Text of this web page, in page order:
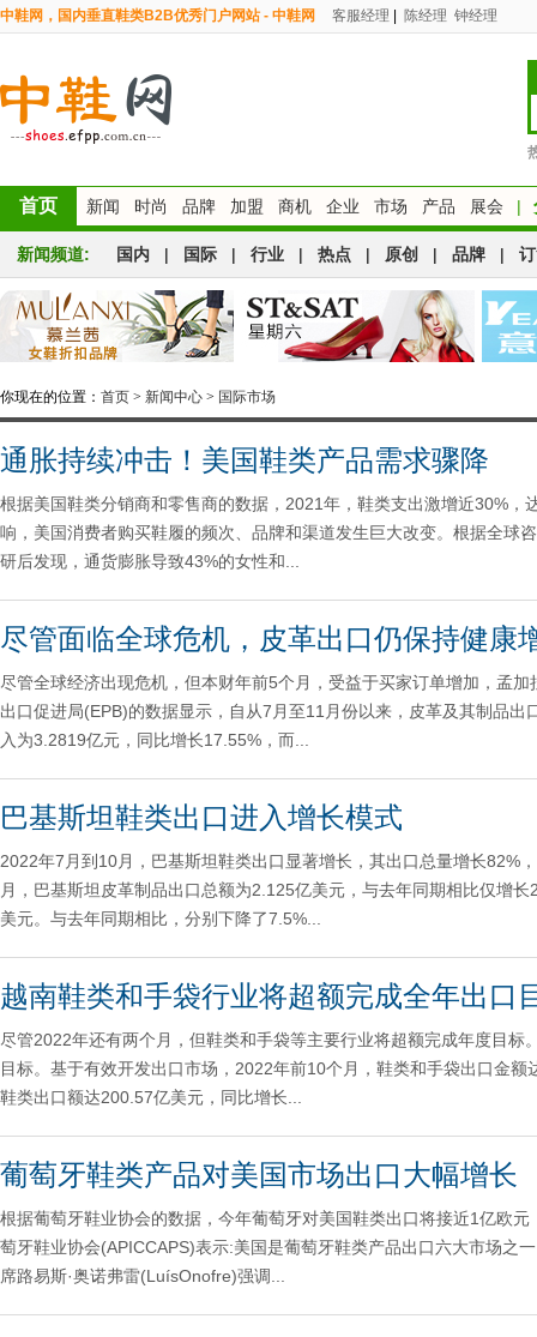
中鞋网，国内垂直鞋类B2B优秀门户网站 - 中鞋网 客服经理 陈经理 钟经理
首页 新闻 时尚 品牌 加盟 商机 企业 市场 产品 展会 |
新闻频道: 国内 | 国际 | 行业 | 热点 | 原创 | 品牌 |
你现在的位置： 首页 > 新闻中心 > 国际市场
通胀持续冲击！美国鞋类产品需求骤降
根据美国鞋类分销商和零售商的数据，2021年，鞋类支出激增近30%
响，美国消费者购买鞋履的频次、品牌和渠道发生巨大改变。根据全球
研后发现，通货膨胀导致43%的女性和...
尽管面临全球危机，皮革出口仍保持健康
尽管全球经济出现危机，但本财年前5个月，受益于买家订单增加，孟
出口促进局(EPB)的数据显示，自从7月至11月份以来，皮革及其制品
入为3.2819亿元，同比增长17.55%，而...
巴基斯坦鞋类出口进入增长模式
2022年7月到10月，巴基斯坦鞋类出口显著增长，其出口总量增长82%
月，巴基斯坦皮革制品出口总额为2.125亿美元，与去年同期相比仅增
美元。与去年同期相比，分别下降了7.5%...
越南鞋类和手袋行业将超额完成全年出口
尽管2022年还有两个月，但鞋类和手袋等主要行业将超额完成年度目
目标。基于有效开发出口市场，2022年前10个月，鞋类和手袋出口金
鞋类出口额达200.57亿美元，同比增长...
葡萄牙鞋类产品对美国市场出口大幅增长
根据葡萄牙鞋业协会的数据，今年葡萄牙对美国鞋类出口将接近1亿欧
萄牙鞋业协会(APICCAPS)表示:美国是葡萄牙鞋类产品出口六大市场之
席路易斯·奥诺弗雷(LuísOnofre)强调...